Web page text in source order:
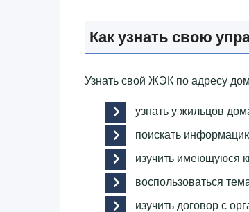
Как узнать свою
Узнать свой ЖЭК по адресу
узнать у жильцов
поискать
изучить имеющуюся
воспользоваться
изучить договор с